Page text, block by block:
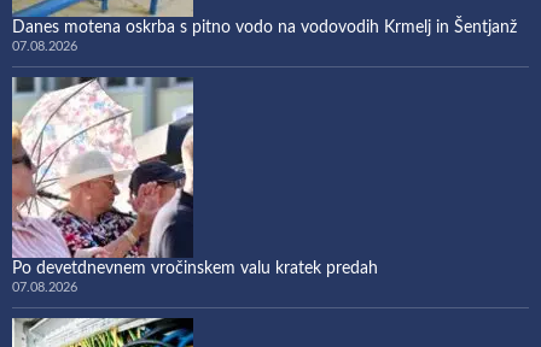
Danes motena oskrba s pitno vodo na vodovodih Krmelj in Šentjanž
07.08.2026
Po devetdnevnem vročinskem valu kratek predah
07.08.2026